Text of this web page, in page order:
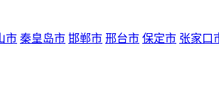
市 秦皇岛市 邯郸市 邢台市 保定市 张家口